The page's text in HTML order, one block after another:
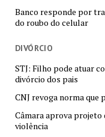
Banco responde por
do roubo do celular
DIVÓRCIO
STJ: Filho pode atuar
divórcio dos pais
CNJ revoga norma
Câmara aprova
violência